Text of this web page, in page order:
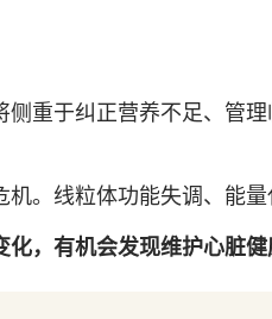
重于纠正营养不足、管
。线粒体功能失调、能
，有机会发现维护心脏健